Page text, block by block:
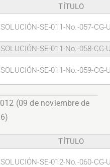
TÍTULO
SE-011-No.-057-CG-
SE-011-No.-058-CG-
SE-011-No.-059-CG-
(09 de noviembre de
TÍTULO
SE-012-No.-060-CG-